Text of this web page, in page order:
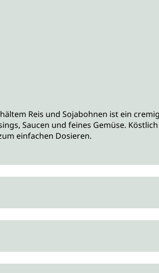
Reis und Sojabohnen ist ein
Saucen und feines Gemüse.
einfachen Dosieren.